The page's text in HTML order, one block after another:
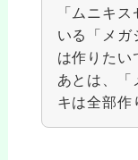
「ムニキ
いる「メガ
は作りたい
あとは、「
キは全部作